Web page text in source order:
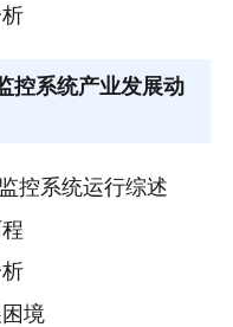
控系统产业发展动
控系统运行综述
境